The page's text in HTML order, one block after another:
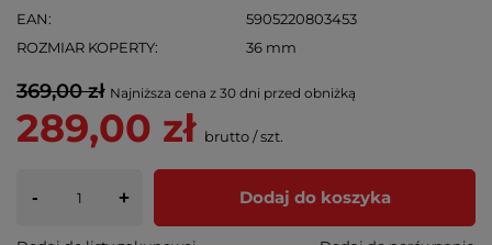
EAN
5905220803453
ROZMIAR KOPERTY
36 mm
369,00 zł Najniższa cena z 30 dni przed obniżką
289,00 zł brutto/szt.
- + Dodaj do koszyka